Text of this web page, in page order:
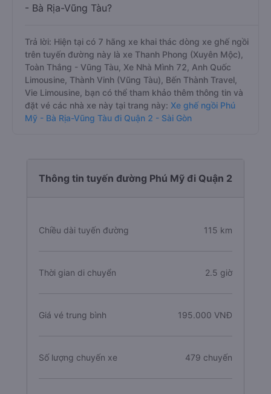
- Bà Rịa-Vũng Tàu?
Trả lời: Hiện tại có 7 hãng xe khai thác dòng xe ghế ngồi
trên tuyến đường này là xe Thanh Phong (Xuyên Mộc),
Toàn Thắng - Vũng Tàu, Xe Nhà Mình 72, Anh Quốc
Limousine, Thành Vinh (Vũng Tàu), Bến Thành Travel,
Vie Limousine, bạn có thể tham khảo thêm thông tin và
đặt vé các nhà xe này tại trang này: Xe ghế ngồi Phú
Mỹ - Bà Rịa-Vũng Tàu đi Quận 2 - Sài Gòn
Thông tin tuyến đường Phú Mỹ đi Quận 2
Chiều dài tuyến đường 115 km
Thời gian di chuyển 2.5 giờ
Giá vé trung bình 195.000 VNĐ
Số lượng chuyến xe 479 chuyến